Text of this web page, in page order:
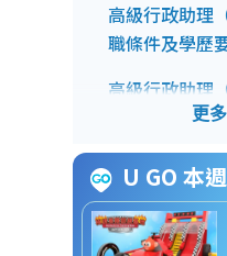
高級行政助理
職條件及學歷
高級行政助理
請前注意事項
高級行政助理
請方法
高級行政助理
U GO 本